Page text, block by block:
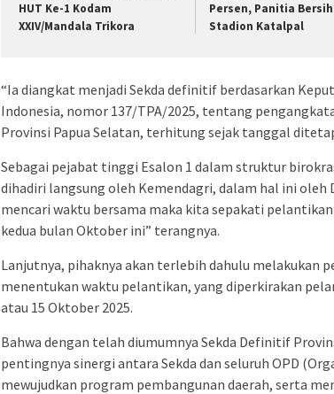
HUT Ke-1 Kodam
XXIV/Mandala Trikora
Persen, Panitia
Stadion Katalpal
“Ia diangkat menjadi Sekda definitif berdasarkan
Indonesia, nomor 137/TPA/2025, tentang
Provinsi Papua Selatan, terhitung sejak tanggal
Sebagai pejabat tinggi Esalon 1 dalam struktur
dihadiri langsung oleh Kemendagri, dalam hal ini
mencari waktu bersama maka kita sepakati
kedua bulan Oktober ini” terangnya.
Lanjutnya, pihaknya akan terlebih dahulu melakukan
menentukan waktu pelantikan, yang diperkirakan
atau 15 Oktober 2025.
Bahwa dengan telah diumumnya Sekda Definitif
pentingnya sinergi antara Sekda dan seluruh OPD
mewujudkan program pembangunan daerah, serta